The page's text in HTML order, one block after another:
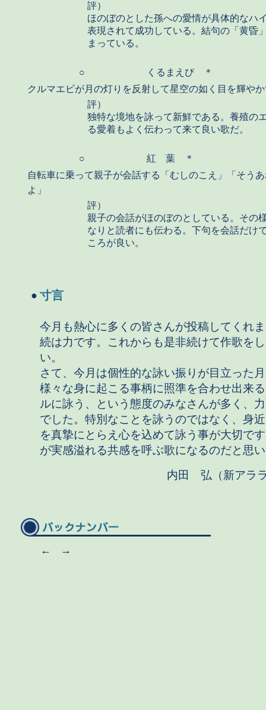
評）
ほのぼのとした孫への愛情が具体的なハ
表現されて成功している。結句の「黄昏
まっている。
○
くるまえび ＊
クルマエビが月の灯りを反射して星空の如く目を輝や
評）
独特な境地を詠って新鮮である。養殖の
る愛着もよく伝わって来て良い歌だ。
○
紅 葉 ＊
自転車に乗って親子が会話する「むしのこえ」「そう
よ」
評）
親子の会話がほのぼのとしている。その
なりと読者にも伝わる。下句を会話だけ
ころが良い。
● 寸言
今月も熱心に多くの皆さんが投稿してくれ
続は力です。これからも是非続けて作歌を
い。
さて、今月は個性的な詠い振りが目立った
様々な身に起こる事柄に照準を合わせ出来
ルに詠う、という態度のみなさんが多く、
でした。特別なことを詠うのではなく、身
を真摯にとらえ心を込めて詠う事が大切で
が実感溢れる共感を呼ぶ歌になるのだと思
内田 弘（新アラ
← →